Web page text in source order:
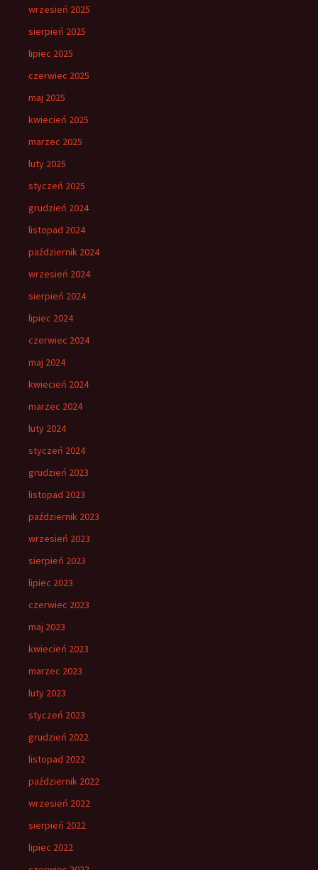
wrzesień 2025
sierpień 2025
lipiec 2025
czerwiec 2025
maj 2025
kwiecień 2025
marzec 2025
luty 2025
styczeń 2025
grudzień 2024
listopad 2024
październik 2024
wrzesień 2024
sierpień 2024
lipiec 2024
czerwiec 2024
maj 2024
kwiecień 2024
marzec 2024
luty 2024
styczeń 2024
grudzień 2023
listopad 2023
październik 2023
wrzesień 2023
sierpień 2023
lipiec 2023
czerwiec 2023
maj 2023
kwiecień 2023
marzec 2023
luty 2023
styczeń 2023
grudzień 2022
listopad 2022
październik 2022
wrzesień 2022
sierpień 2022
lipiec 2022